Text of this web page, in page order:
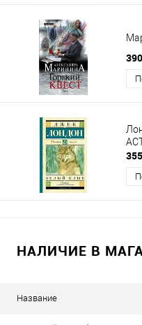
НАЛИЧИЕ В
Название